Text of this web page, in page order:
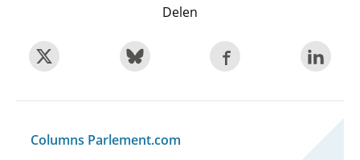
Delen
Columns Parlement.com